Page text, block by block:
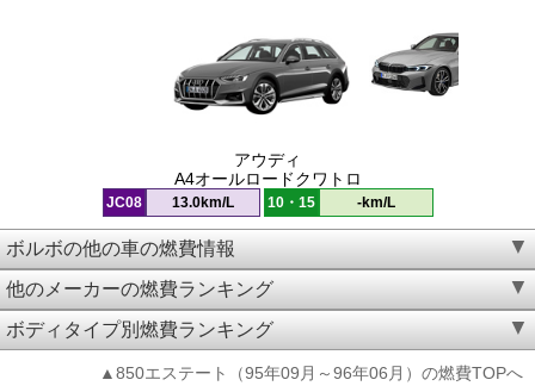
アウディ
A4オールロードクワトロ
JC08 13.0km/L 10・15 -km/L
ボルボの他の車の燃費情報
他のメーカーの燃費ランキング
ボディタイプ別燃費ランキング
▲850エステート（95年09月～96年06月）の燃費TOPへ